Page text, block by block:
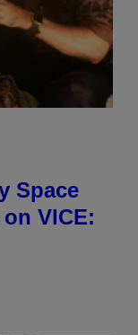
Space
VICE: